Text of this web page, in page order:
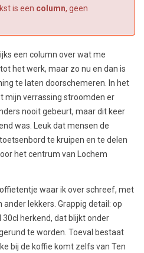
is een column, geen
een column over wat me
het werk, maar zo nu en dan is
te laten doorschemeren. In het
mijn verrassing stroomden er
nooit gebeurt, maar dit keer
was. Leuk dat mensen de
te kruipen en te delen
het centrum van Lochem
waar ik over schreef, met
lekkers. Grappig detail: op
30cl herkend, dat blijkt onder
te worden. Toeval bestaat
bij de koffie komt zelfs van Ten